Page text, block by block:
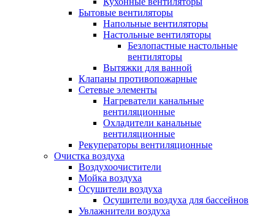
Бытовые вентиляторы
Напольные вентиляторы
Настольные вентиляторы
Безлопастные настольные
вентиляторы
Вытяжки для ванной
Клапаны противопожарные
Сетевые элементы
Нагреватели канальные
вентиляционные
Охладители канальные
вентиляционные
Рекуператоры вентиляционные
Очистка воздуха
Воздухоочистители
Мойка воздуха
Осушители воздуха
Осушители воздуха для бассейнов
Увлажнители воздуха